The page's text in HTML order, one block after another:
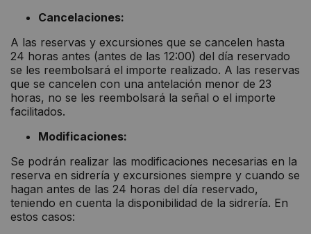
Cancelaciones:
A las reservas y excursiones que se cancelen hasta
24 horas antes (antes de las 12:00) del día reservado
se les reembolsará el importe realizado. A las reservas
que se cancelen con una antelación menor de 23
horas, no se les reembolsará la señal o el importe
facilitados.
Modificaciones:
Se podrán realizar las modificaciones necesarias en la
reserva en sidrería y excursiones siempre y cuando se
hagan antes de las 24 horas del día reservado,
teniendo en cuenta la disponibilidad de la sidrería. En
estos casos: